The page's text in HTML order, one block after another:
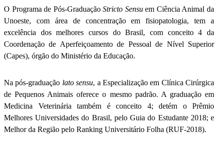
O Programa de Pós-GraduaçãoStricto Sensuem Ciência Animal da
Unoeste, com área de concentração em fisiopatologia, tem a
excelência dos melhores cursos do Brasil, com conceito 4 da
Coordenação de Aperfeiçoamento de Pessoal de Nível Superior
(Capes), órgão do Ministério da Educação.
Na pós-graduação lato sensu, a Especialização em Clínica Cirúrgica
de Pequenos Animais oferece o mesmo padrão. A graduação em
Medicina Veterinária também é conceito 4; detém o Prêmio
Melhores Universidades do Brasil, pelo Guia do Estudante 2018; e
Melhor da Região pelo Ranking Universitário Folha (RUF-2018).